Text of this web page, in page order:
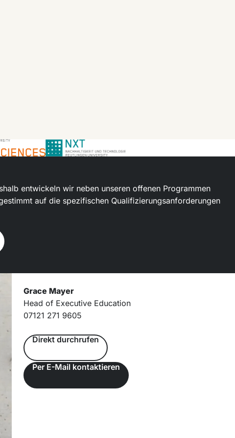
entwickeln wir neben unseren offenen Programmen
auf die spezifischen Qualifizierungsanforderungen
Grace Mayer
Head of Executive Education
07121 271 9605
Direkt durchrufen
Per E-Mail kontaktieren